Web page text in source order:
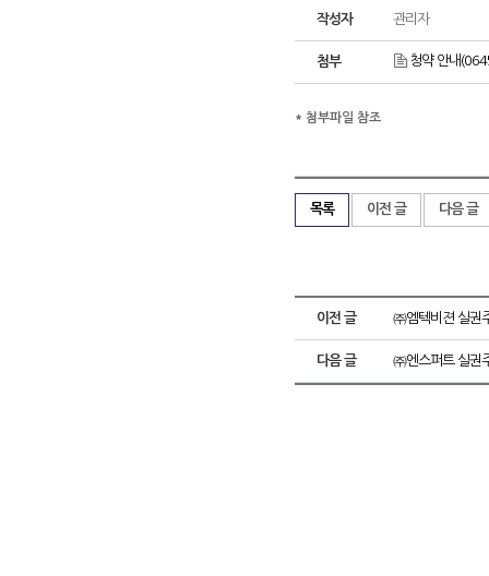
작성자 관리자
첨부 청약 안내
* 첨부파일 참조
목록 이전 글 다음 글
이전 글 ㈜엠텍비젼 실권
다음 글 ㈜엔스퍼트 실권